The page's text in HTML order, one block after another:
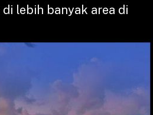
di lebih banyak area di